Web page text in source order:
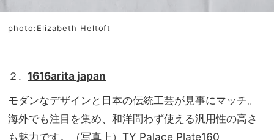
photo:Elizabeth Heltoft
２. 1616arita japan
モダンなデザインと日本の伝統工芸が見事にマッチ。
海外でも注目を集め、和洋問わず使える汎用性の高さ
も魅力です。（写真上）TY Palace Plate160